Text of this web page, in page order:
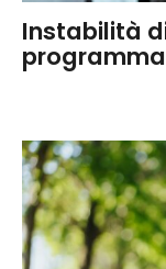
Instabilità